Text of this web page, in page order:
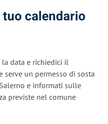
calendario
la data e richiedici il
serve un permesso di sosta
e informati sulle
previste nel comune